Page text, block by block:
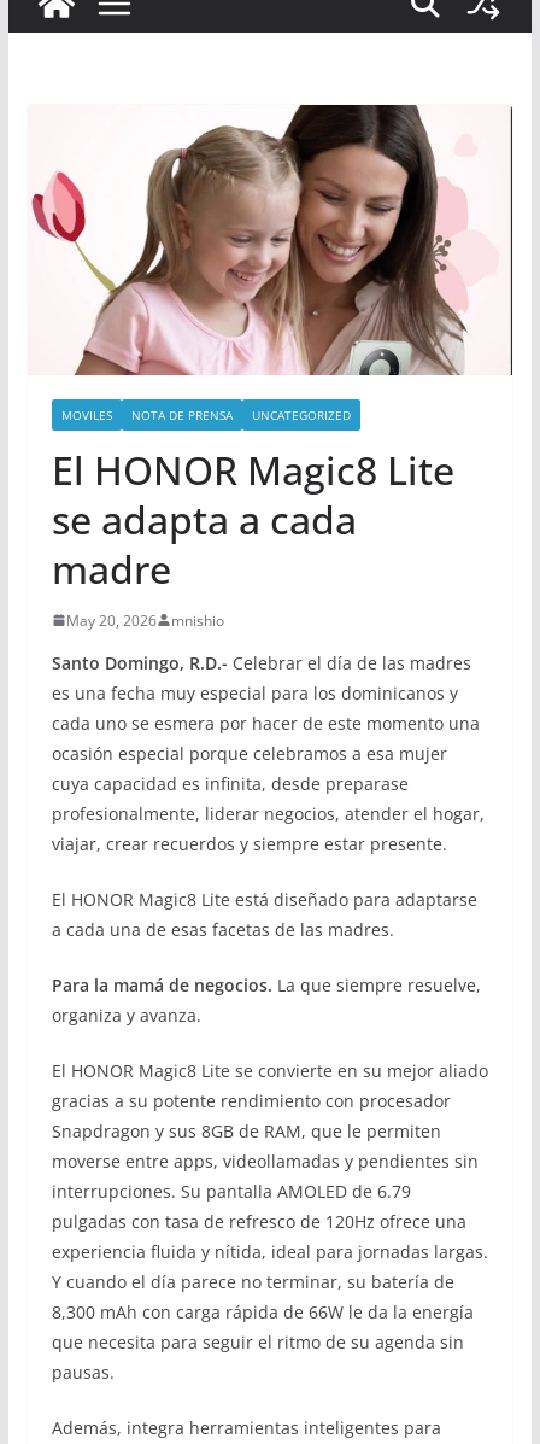
MOVILES NOTA DE PRENSA UNCATEGORIZED
El HONOR Magic8 Lite
se adapta a cada
madre
May 20, 2026 mnishio
Santo Domingo, R.D.- Celebrar el día de las madres
es una fecha muy especial para los dominicanos y
cada uno se esmera por hacer de este momento una
ocasión especial porque celebramos a esa mujer
cuya capacidad es infinita, desde preparase
profesionalmente, liderar negocios, atender el hogar,
viajar, crear recuerdos y siempre estar presente.
El HONOR Magic8 Lite está diseñado para adaptarse
a cada una de esas facetas de las madres.
Para la mamá de negocios. La que siempre resuelve,
organiza y avanza.
El HONOR Magic8 Lite se convierte en su mejor aliado
gracias a su potente rendimiento con procesador
Snapdragon y sus 8GB de RAM, que le permiten
moverse entre apps, videollamadas y pendientes sin
interrupciones. Su pantalla AMOLED de 6.79
pulgadas con tasa de refresco de 120Hz ofrece una
experiencia fluida y nítida, ideal para jornadas largas.
Y cuando el día parece no terminar, su batería de
8,300 mAh con carga rápida de 66W le da la energía
que necesita para seguir el ritmo de su agenda sin
pausas.
Además, integra herramientas inteligentes para